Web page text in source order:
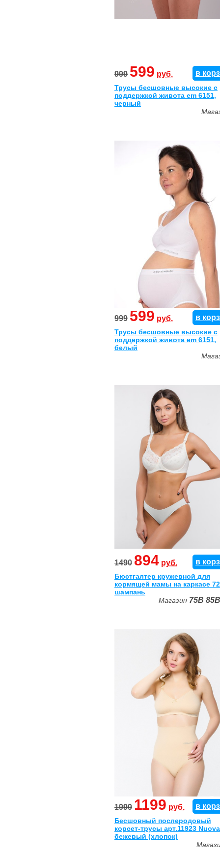
999 599 руб. в
Трусы бесшовные высокие с
поддержкой живота em 6151,
черный
999 599 руб. в
Трусы бесшовные высокие с
поддержкой живота em 6151,
белый
1490 894 руб. в
Бюстгалтер кружевной для
кормящей мамы на каркасе
шампань
Магазин 75B
1999 1199 руб. в
Бесшовный послеродовый
корсет-трусы арт.11923
бежевый (хлопок)